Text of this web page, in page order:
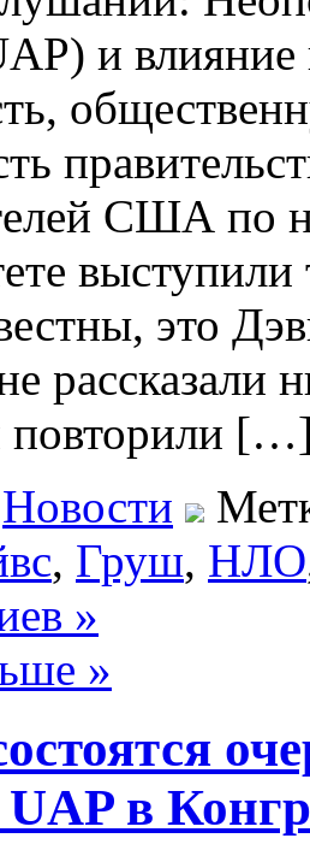
и
США по
это
рассказали
повторили
Новости
, Груш, НЛО
»
»
UAP в